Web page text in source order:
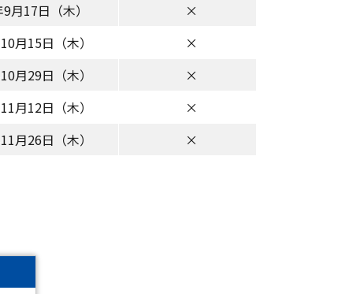
月17日（木）
×
月15日（木）
×
月29日（木）
×
月12日（木）
×
月26日（木） ×